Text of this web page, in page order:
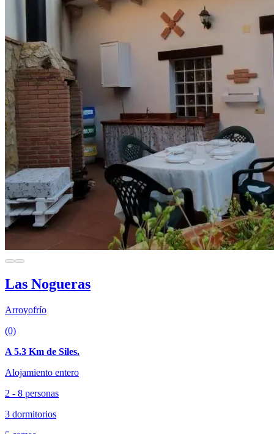
Las Nogueras
Arroyofrío
(0)
A 5.3 Km de Siles.
Alojamiento entero
2 - 8 personas
3 dormitorios